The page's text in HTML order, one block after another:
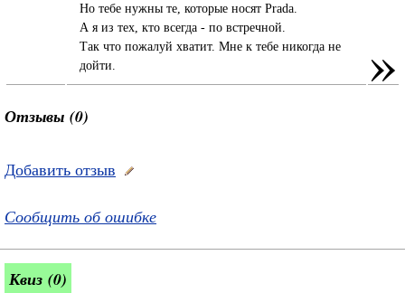
Но тебе нужны те, которые носят Prada.
А я из тех, кто всегда - по встречной.
Так что пожалуй хватит. Мне к тебе никогда не
дойти.
»
Отзывы (0)
Добавить отзыв
Сообщить об ошибке
Квиз (0)